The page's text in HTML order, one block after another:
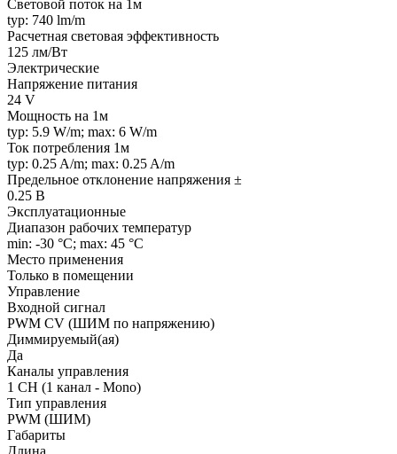
Световой поток на 1м
typ: 740 lm/m
Расчетная световая эффективность
125 лм/Вт
Электрические
Напряжение питания
24 V
Мощность на 1м
typ: 5.9 W/m; max: 6 W/m
Ток потребления 1м
typ: 0.25 A/m; max: 0.25 A/m
Предельное отклонение напряжения ±
0.25 В
Эксплуатационные
Диапазон рабочих температур
min: -30 °C; max: 45 °C
Место применения
Только в помещении
Управление
Входной сигнал
PWM СV (ШИМ по напряжению)
Диммируемый(ая)
Да
Каналы управления
1 CH (1 канал - Mono)
Тип управления
PWM (ШИМ)
Габариты
Длина